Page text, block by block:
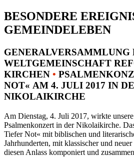
BESONDERE
GEMEINDELEBEN
GENERALVERSAMMLUNG
WELTGEMEINSCHAFT
KIRCHEN •
NOT« AM 4. JULI 2017 IN
NIKOLAIKIRCHE
Am Dienstag, 4. Juli 2017, wirkte
Psalmenkonzert in der Nikolaikirche.
Tiefer Not« mit biblischen und
Jahrhunderten, mit klassischer und
diesen Anlass komponiert und